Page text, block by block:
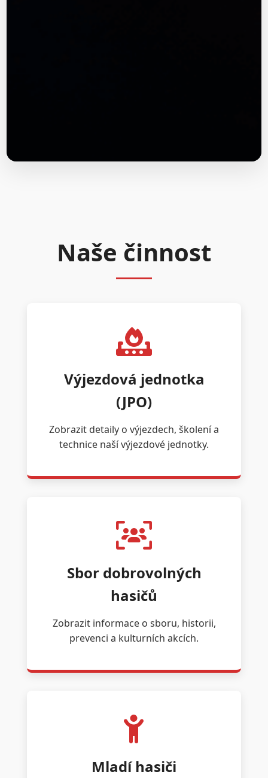
Naše činnost
Výjezdová jednotka
(JPO)
Zobrazit detaily o výjezdech, školení a
technice naší výjezdové jednotky.
Sbor dobrovolných
hasičů
Zobrazit informace o sboru, historii,
prevenci a kulturních akcích.
Mladí hasiči